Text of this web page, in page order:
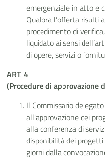
emergenziale in atto e
Qualora l’offerta risulti
procedimento di
liquidato ai sensi
di opere, servizi o
ART. 4
(Procedure di approvazione
Il Commissario
all'approvazione dei
alla conferenza di
disponibilità dei
giorni dalla